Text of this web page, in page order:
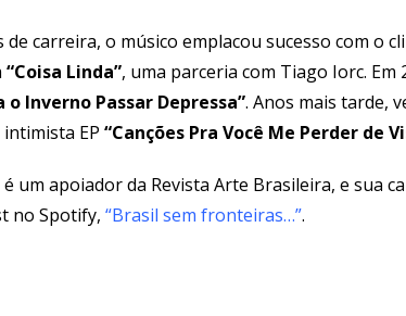
carreira, o músico emplacou sucesso com o
“Coisa Linda”, uma parceria com Tiago Iorc.
o Inverno Passar Depressa”. Anos mais tarde,
EP “Canções Pra Você Me Perder de
um apoiador da Revista Arte Brasileira, e sua
no Spotify, “Brasil sem fronteiras…”.